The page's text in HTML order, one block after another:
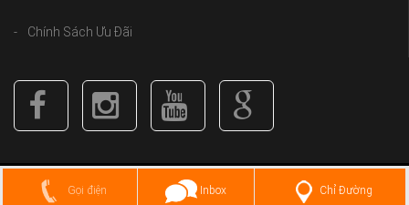
Chính Sách Ưu Đãi
Copyright (C) 2018 guongbolen.com . All Rights Reserved.
Gọi điện Inbox Chỉ Đường